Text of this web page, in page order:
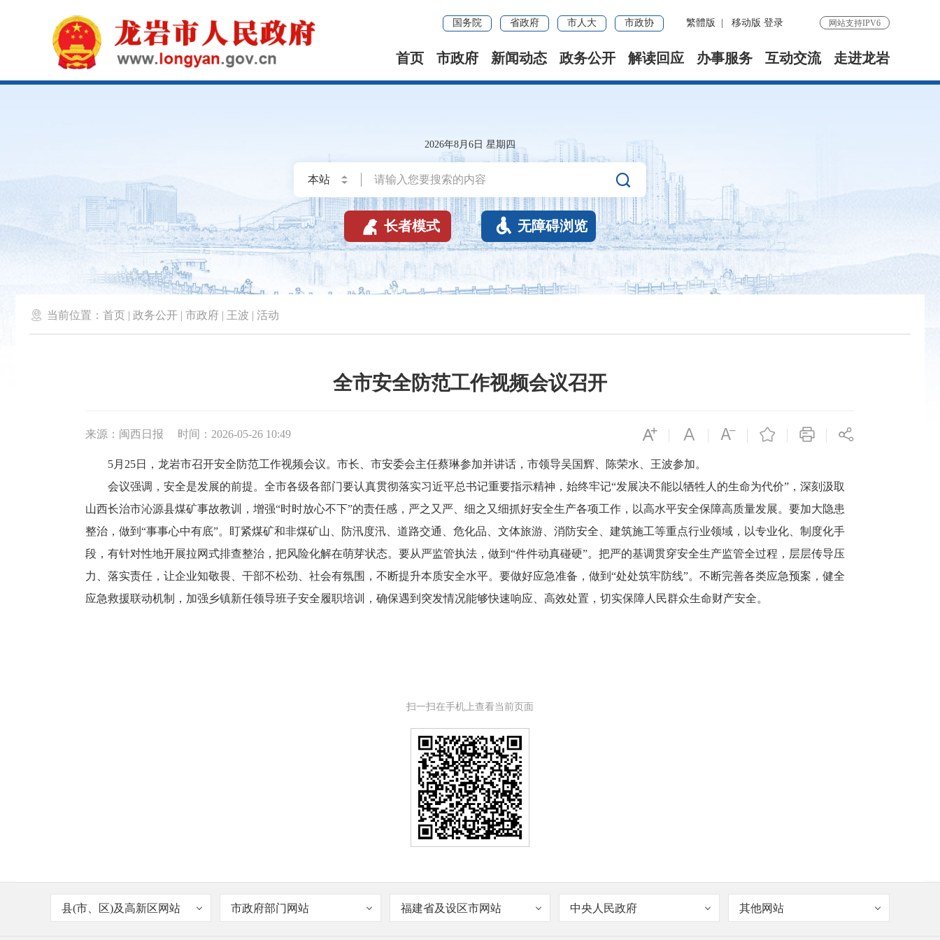
国务院 省政府 市人大 市政协 繁體版 移动版 登录 网站支持IPV6
首页 市政府 新闻动态 政务公开 解读回应 办事服务 互动交流 走进龙岩
2026年8月6日 星期四

 长者模式  无障碍浏览
 当前位置： 首页 | 政务公开 | 市政府 | 王波 | 活动
全市安全防范工作视频会议召开
来源：闽西日报 时间：2026-05-26 10:49
5月25日，龙岩市召开安全防范工作视频会议。市长、市安委会主任蔡琳参加并讲话，市领导吴国辉、陈荣水、王波参加。
会议强调，安全是发展的前提。全市各级各部门要认真贯彻落实习近平总书记重要指示精神，始终牢记“发展决不能以牺牲人的生命为代价”，深刻汲取
山西长治市沁源县煤矿事故教训，增强“时时放心不下”的责任感，严之又严、细之又细抓好安全生产各项工作，以高水平安全保障高质量发展。要加大隐患
整治，做到“事事心中有底”。盯紧煤矿和非煤矿山、防汛度汛、道路交通、危化品、文体旅游、消防安全、建筑施工等重点行业领域，以专业化、制度化手
段，有针对性地开展拉网式排查整治，把风险化解在萌芽状态。要从严监管执法，做到“件件动真碰硬”。把严的基调贯穿安全生产监管全过程，层层传导压
力、落实责任，让企业知敬畏、干部不松劲、社会有氛围，不断提升本质安全水平。要做好应急准备，做到“处处筑牢防线”。不断完善各类应急预案，健全
应急救援联动机制，加强乡镇新任领导班子安全履职培训，确保遇到突发情况能够快速响应、高效处置，切实保障人民群众生命财产安全。
扫一扫在手机上查看当前页面
县(市、区)及高新区网站 市政府部门网站 福建省及设区市网站 中央人民政府 其他网站